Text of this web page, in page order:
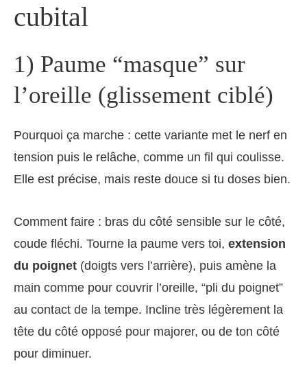
cubital
1) Paume “masque” sur
l’oreille (glissement ciblé)
Pourquoi ça marche : cette variante met le nerf en
tension puis le relâche, comme un fil qui coulisse.
Elle est précise, mais reste douce si tu doses bien.
Comment faire : bras du côté sensible sur le côté,
coude fléchi. Tourne la paume vers toi, extension
du poignet (doigts vers l’arrière), puis amène la
main comme pour couvrir l’oreille, “pli du poignet”
au contact de la tempe. Incline très légèrement la
tête du côté opposé pour majorer, ou de ton côté
pour diminuer.